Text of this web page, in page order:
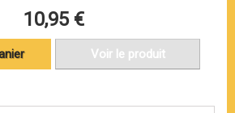
10,95 €
Voir le produit